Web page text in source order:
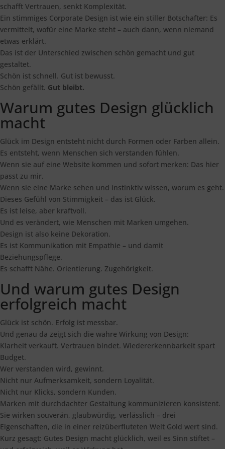
schafft Vertrauen, senkt Komplexität.
Ein stimmiges Corporate Design ist wie ein stiller Botschafter: Es
vermittelt, wofür eine Marke steht – auch dann, wenn niemand
etwas erklärt.
Das ist der Unterschied zwischen schön gemacht und gut
gestaltet.
Schön ist schnell. Gut ist bewusst.
Schön gefällt. Gut bleibt.
Warum gutes Design glücklich
macht
Glück im Design entsteht nicht durch Formen oder Farben allein.
Es entsteht, wenn Menschen sich verstanden fühlen.
Wenn sie auf eine Website kommen und sofort merken: Das hier
passt zu mir.
Wenn sie eine Marke sehen und instinktiv wissen, worum es geht.
Dieses Gefühl von Stimmigkeit – das ist Glück.
Es ist leise, aber kraftvoll.
Und es verändert, wie Menschen mit Marken umgehen.
Design ist also keine Dekoration.
Es ist Kommunikation mit Empathie – und damit
Beziehungspflege.
Es schafft Nähe. Orientierung. Zugehörigkeit.
Und warum gutes Design
erfolgreich macht
Glück ist schön. Erfolg ist messbar.
Und genau da zeigt sich die wahre Wirkung von Design:
Klarheit verkauft. Vertrauen bindet. Wiedererkennbarkeit spart
Budget.
Wer verstanden wird, gewinnt.
Nicht nur Aufmerksamkeit, sondern Loyalität.
Nicht nur Klicks, sondern Kunden.
Marken mit durchdachter Gestaltung kommunizieren konsistent.
Sie wirken souverän, glaubwürdig, verlässlich – drei
Eigenschaften, die in einer reizüberfluteten Welt Gold wert sind.
Kurz gesagt: Gutes Design macht glücklich, weil es Sinn stiftet –